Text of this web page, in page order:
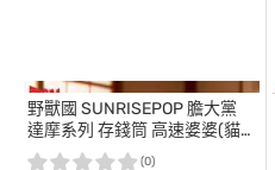
野獸國 SUNRISEPOP 膽大黨
達摩系列 存錢筒 高速婆婆(貓
版) 招財黃
(0)